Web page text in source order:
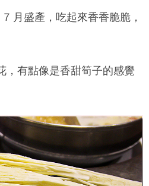
月盛產，吃起來香香脆脆，
，有點像是香甜筍子的感覺